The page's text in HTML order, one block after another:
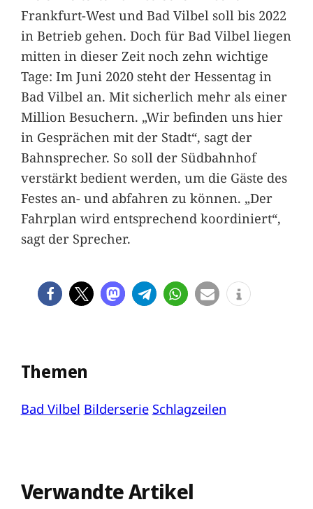
Frankfurt-West und Bad Vilbel soll bis 2022
in Betrieb gehen. Doch für Bad Vilbel liegen
mitten in dieser Zeit noch zehn wichtige
Tage: Im Juni 2020 steht der Hessentag in
Bad Vilbel an. Mit sicherlich mehr als einer
Million Besuchern. „Wir befinden uns hier
in Gesprächen mit der Stadt“, sagt der
Bahnsprecher. So soll der Südbahnhof
verstärkt bedient werden, um die Gäste des
Festes an- und abfahren zu können. „Der
Fahrplan wird entsprechend koordiniert“,
sagt der Sprecher.
Themen
Bad Vilbel Bilderserie Schlagzeilen
Verwandte Artikel